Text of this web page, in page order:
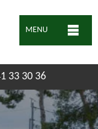
MENU
33 30 36